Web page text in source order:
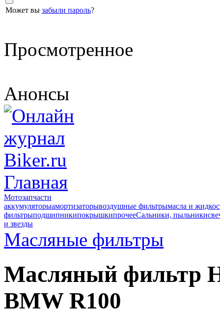
Может вы забыли пароль?
Просмотренное
Анонсы
Главная
Мотозапчасти
аккумуляторыамортизаторывоздушные фильтрымасла и
фильтрыподшипникипокрышкипрочееСальники, пыльники
и звезды
Масляные фильтры
Масляный фильтр
BMW R100